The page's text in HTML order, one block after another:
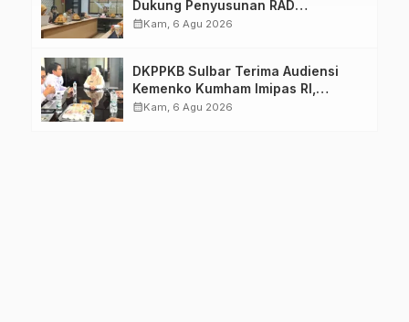
Dukung Penyusunan RAD
TPB/SDGs Sulawesi Barat
calendar_monthKam, 6 Agu 2026
DKPPKB Sulbar Terima Audiensi
Kemenko Kumham Imipas RI,
Perkuat Pelayanan Kesehatan bagi
calendar_monthKam, 6 Agu 2026